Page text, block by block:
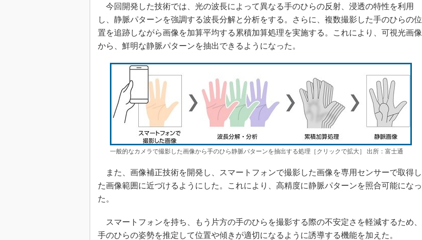
製造業ビッグデータ
メイドインジャパン
知財マネジメント
海外生産
グローバル設計・開発
制御セキュリティ
新型コロナへの対応
今回開発した技術では、光の波長によって異なる手のひらの反射、浸透の特性を利用
し、静脈パターンを強調する波長分解と分析をする。さらに、複数撮影した手のひらの位
置を追跡しながら画像を加算平均する累積加算処理を実施する。これにより、可視光画像
から、鮮明な静脈パターンを抽出できるようになった。
一般的なカメラで撮影した画像から手のひら静脈パターンを抽出する処理［クリックで拡大］ 出所：富士通
また、画像補正技術を開発し、スマートフォンで撮影した画像を専用センサーで取得し
た画像範囲に近づけるようにした。これにより、高精度に静脈パターンを照合可能になっ
た。
スマートフォンを持ち、もう片方の手のひらを撮影する際の不安定さを軽減するため、
手のひらの姿勢を推定して位置や傾きが適切になるように誘導する機能を加えた。